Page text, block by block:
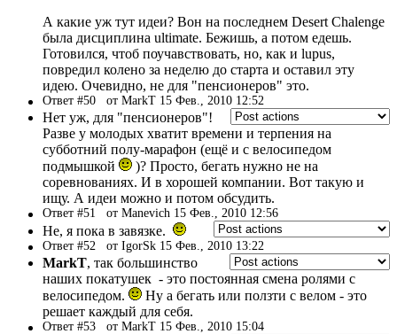
А какие уж тут идеи? Вон на последнем Desert Chalenge
была дисциплина ultimate. Бежишь, а потом едешь.
Готовился, чтоб поучавствовать, но, как и lupus,
повредил колено за неделю до старта и оставил эту
идею. Очевидно, не для "пенсионеров" это.
Ответ #50 от MarkT 15 Фев., 2010 12:52
Нет уж, для "пенсионеров"!
Разве у молодых хватит времени и терпения на
субботний полу-марафон (ещё и с велосипедом
подмышкой
)? Просто, бегать нужно не на
соревнованиях. И в хорошей компании. Вот такую и
ищу. А идеи можно и потом обсудить.
Ответ #51 от Manevich 15 Фев., 2010 12:56
Не, я пока в завязке.
Ответ #52 от IgorSk 15 Фев., 2010 13:22
MarkT, так большинство
наших покатушек - это постоянная смена ролями с
велосипедом.
Ну а бегать или ползти с велом - это
решает каждый для себя.
Ответ #53 от MarkT 15 Фев., 2010 15:04